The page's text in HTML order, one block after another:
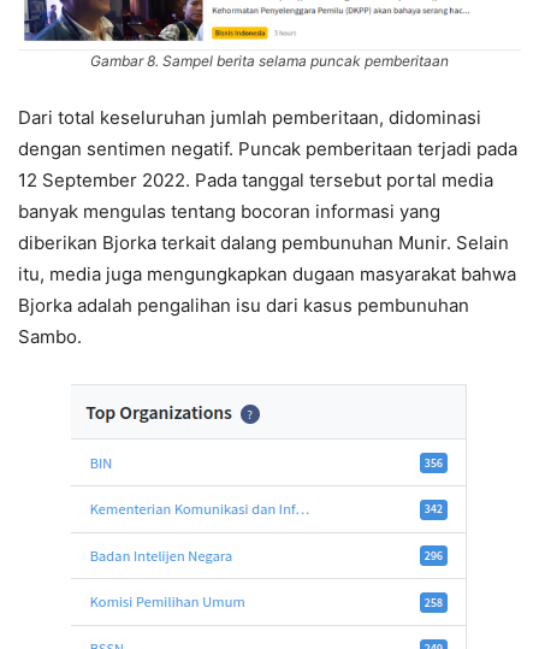
Gambar 8. Sampel berita selama puncak pemberitaan
Dari total keseluruhan jumlah pemberitaan, didominasi
dengan sentimen negatif. Puncak pemberitaan terjadi pada
12 September 2022. Pada tanggal tersebut portal media
banyak mengulas tentang bocoran informasi yang
diberikan Bjorka terkait dalang pembunuhan Munir. Selain
itu, media juga mengungkapkan dugaan masyarakat bahwa
Bjorka adalah pengalihan isu dari kasus pembunuhan
Sambo.